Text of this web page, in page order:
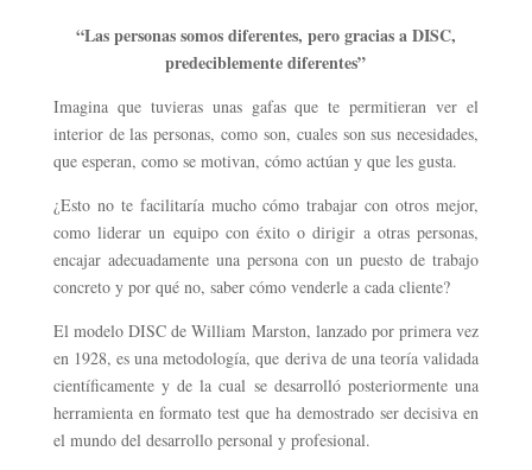
“Las personas somos diferentes, pero gracias a DISC,
predeciblemente diferentes”
Imagina que tuvieras unas gafas que te permitieran ver el
interior de las personas, como son, cuales son sus necesidades,
que esperan, como se motivan, cómo actúan y que les gusta.
¿Esto no te facilitaría mucho cómo trabajar con otros mejor,
como liderar un equipo con éxito o dirigir a otras personas,
encajar adecuadamente una persona con un puesto de trabajo
concreto y por qué no, saber cómo venderle a cada cliente?
El modelo DISC de William Marston, lanzado por primera vez
en 1928, es una metodología, que deriva de una teoría validada
científicamente y de la cual se desarrolló posteriormente una
herramienta en formato test que ha demostrado ser decisiva en
el mundo del desarrollo personal y profesional.